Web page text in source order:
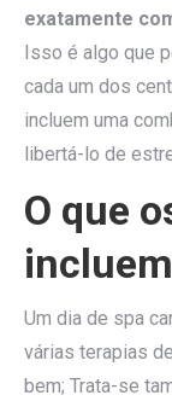
exatamente
Isso é algo que
cada um dos
incluem uma
libertá-lo de
O que
Um dia de spa
várias terapias
bem; Trata-se